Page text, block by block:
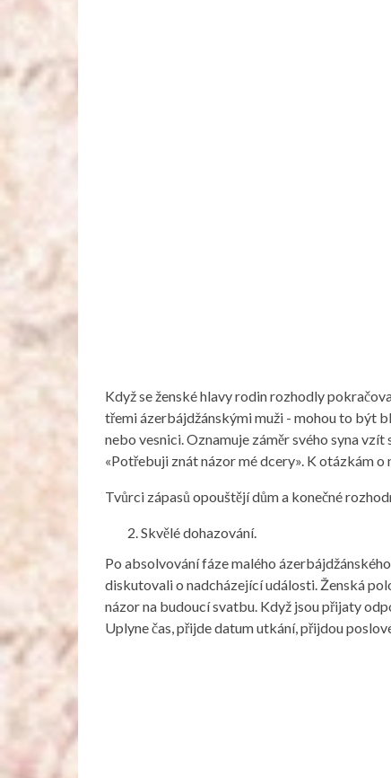
Když se ženské hlavy rodin rozhodly
třemi ázerbájdžánskými muži - mohou to být
nebo vesnici. Oznamuje záměr svého syna
«Potřebuji znát názor mé dcery». K otázkám
Tvůrci zápasů opouštějí dům a konečné
Skvělé dohazování.
Po absolvování fáze malého
diskutovali o nadcházející události. Ženská
názor na budoucí svatbu. Když jsou přijaty
Uplyne čas, přijde datum utkání, přijdou